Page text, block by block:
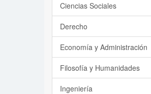
Ciencias Sociales
Derecho
Economía y Administración
Filosofía y Humanidades
Ingeniería